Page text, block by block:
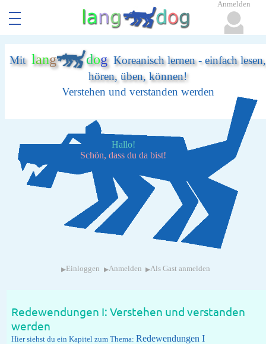
Mit lang dogKoreanisch lernen - einfach lesen,
hören, üben, können!
Verstehen und verstanden werden
Hallo!
Schön, dass du da bist!
▸ Einloggen ▸Anmelden ▸Als Gast anmelden
Redewendungen I: Verstehen und verstanden
werden
Hier siehst du ein Kapitel zum Thema: Redewendungen I
Anmelden